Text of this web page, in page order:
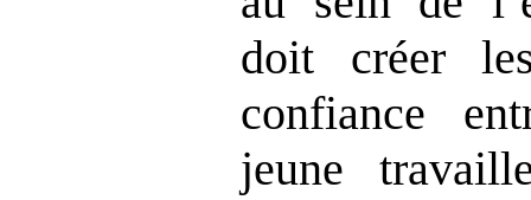
doit créer
confiance
jeune